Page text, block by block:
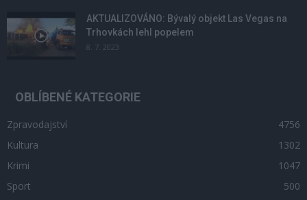
AKTUALIZOVÁNO: Bývalý objekt Las Vegas na
Trhovkách lehl popelem
8. 7. 2023
OBLÍBENÉ KATEGORIE
Zpravodajství
4756
Kultura
1302
Krimi
1047
Sport
500